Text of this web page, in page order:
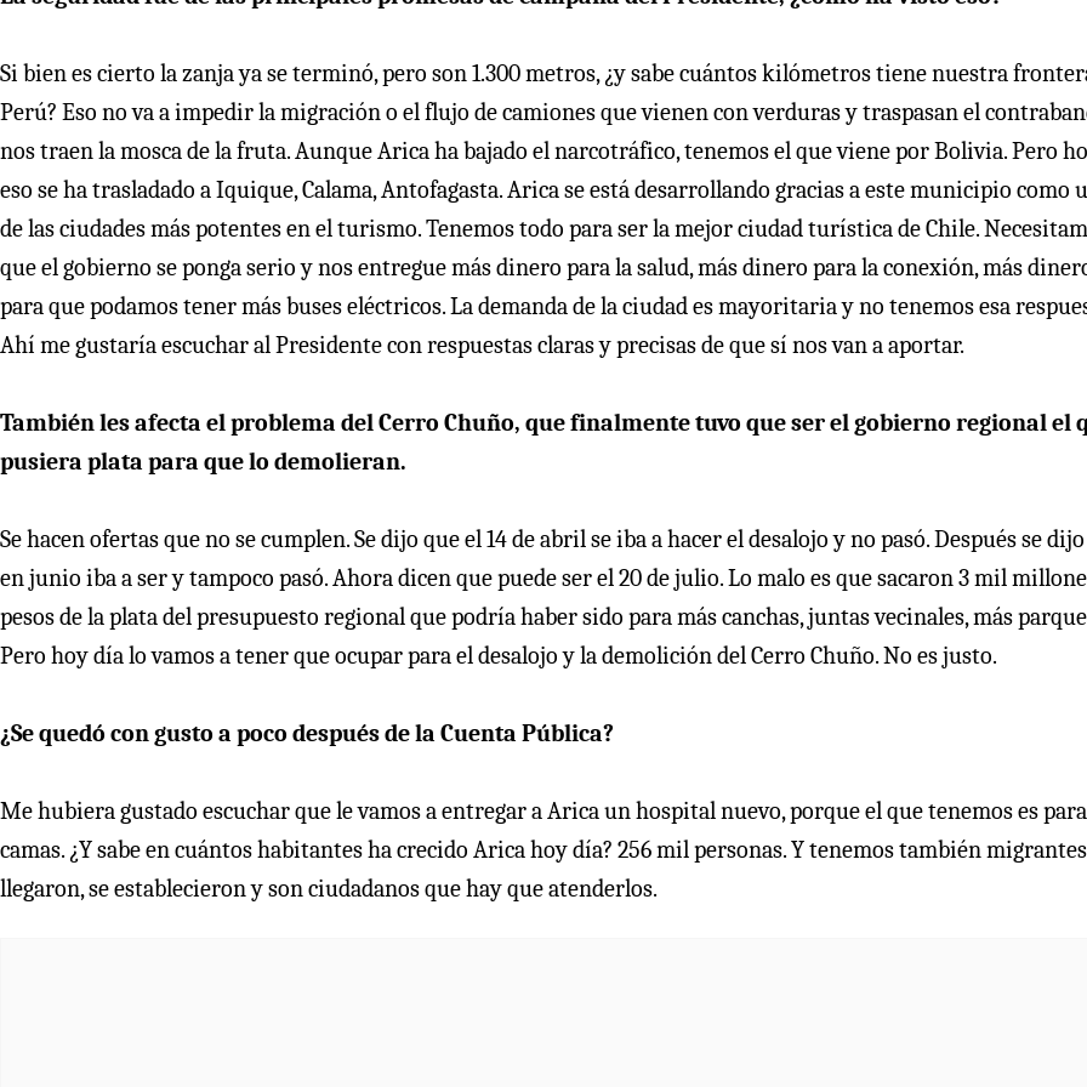
Si bien es cierto la zanja ya se terminó, pero son 1.300 metros, ¿y sabe cuántos kilómetros tiene nuestra
Perú? Eso no va a impedir la migración o el flujo de camiones que vienen con verduras y traspasan el
nos traen la mosca de la fruta. Aunque Arica ha bajado el narcotráfico, tenemos el que viene por Bolivia. Pero
eso se ha trasladado a Iquique, Calama, Antofagasta. Arica se está desarrollando gracias a este municipio como
de las ciudades más potentes en el turismo. Tenemos todo para ser la mejor ciudad turística de Chile.
que el gobierno se ponga serio y nos entregue más dinero para la salud, más dinero para la conexión, más
para que podamos tener más buses eléctricos. La demanda de la ciudad es mayoritaria y no tenemos esa
Ahí me gustaría escuchar al Presidente con respuestas claras y precisas de que sí nos van a aportar.
También les afecta el problema del Cerro Chuño, que finalmente tuvo que ser el gobierno regional el
pusiera plata para que lo demolieran.
Se hacen ofertas que no se cumplen. Se dijo que el 14 de abril se iba a hacer el desalojo y no pasó. Después se
en junio iba a ser y tampoco pasó. Ahora dicen que puede ser el 20 de julio. Lo malo es que sacaron 3 mil
pesos de la plata del presupuesto regional que podría haber sido para más canchas, juntas vecinales, más
Pero hoy día lo vamos a tener que ocupar para el desalojo y la demolición del Cerro Chuño. No es justo.
¿Se quedó con gusto a poco después de la Cuenta Pública?
Me hubiera gustado escuchar que le vamos a entregar a Arica un hospital nuevo, porque el que tenemos es para
camas. ¿Y sabe en cuántos habitantes ha crecido Arica hoy día? 256 mil personas. Y tenemos también
llegaron, se establecieron y son ciudadanos que hay que atenderlos.